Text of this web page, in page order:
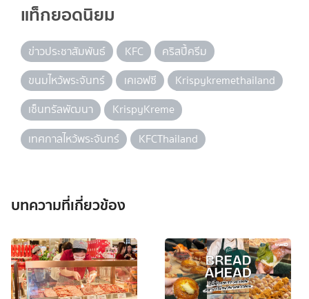
แท็กยอดนิยม
ข่าวประชาสัมพันธ์ KFC
คริสปี้ครีม
ขนมไหว้พระจันทร์
เคเอฟซี
Krispykremethailand
เซ็นทรัลพัฒนา
KrispyKreme
เทศกาลไหว้พระจันทร์
KFCThailand
บทความที่เกี่ยวข้อง